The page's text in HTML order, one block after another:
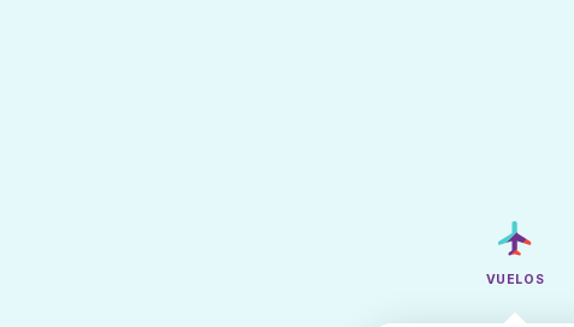
VUELOS